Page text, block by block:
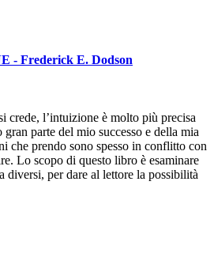
- Frederick E. Dodson
crede, l’intuizione è molto più precisa
parte del mio successo e della mia
che prendo sono spesso in conflitto con
Lo scopo di questo libro è esaminare
diversi, per dare al lettore la possibilità